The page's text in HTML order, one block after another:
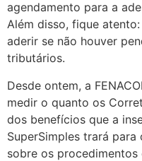
agendamento para a
Além disso, fique
aderir se não houver
tributários.
Desde ontem, a
medir o quanto os
dos benefícios que a
SuperSimples trará
sobre os